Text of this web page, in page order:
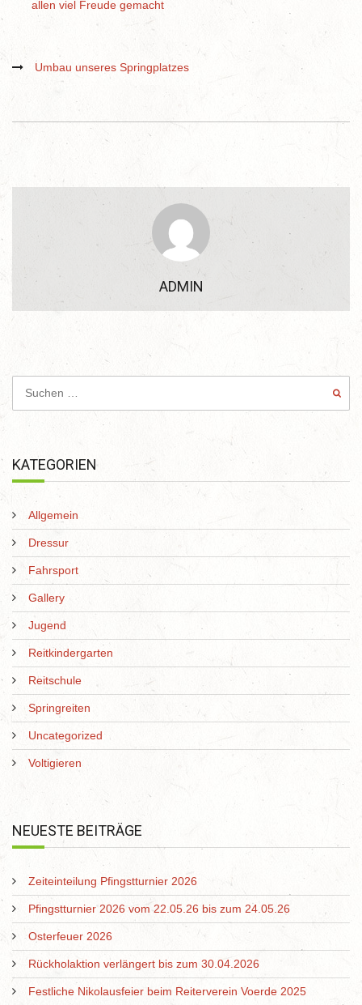
allen viel Freude gemacht
Umbau unseres Springplatzes
ADMIN
KATEGORIEN
Allgemein
Dressur
Fahrsport
Gallery
Jugend
Reitkindergarten
Reitschule
Springreiten
Uncategorized
Voltigieren
NEUESTE BEITRÄGE
Zeiteinteilung Pfingstturnier 2026
Pfingstturnier 2026 vom 22.05.26 bis zum 24.05.26
Osterfeuer 2026
Rückholaktion verlängert bis zum 30.04.2026
Festliche Nikolausfeier beim Reiterverein Voerde 2025